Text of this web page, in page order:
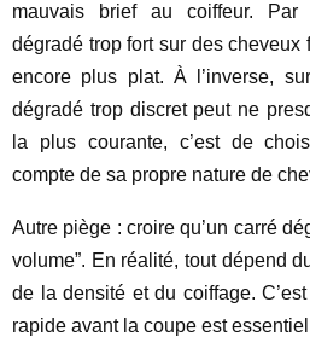
mauvais brief au coiffeur. Par
dégradé trop fort sur des cheveux
encore plus plat. À l’inverse,
dégradé trop discret peut ne
la plus courante, c’est de
compte de sa propre nature de
Autre piège : croire qu’un carré
volume”. En réalité, tout dépend
de la densité et du coiffage.
rapide avant la coupe est